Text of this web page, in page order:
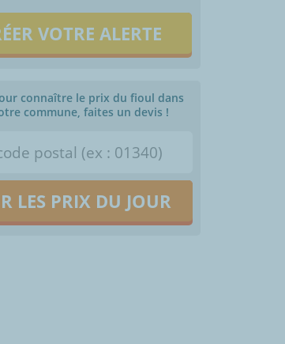
VOTRE ALERTE
connaître le prix du fioul dans
commune, faites un devis !
LES PRIX DU JOUR